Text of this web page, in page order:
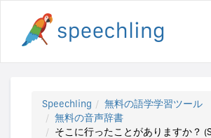
Speechling
無料の語学学習ツール
無料の音声辞書
そこに行ったことがありますか？